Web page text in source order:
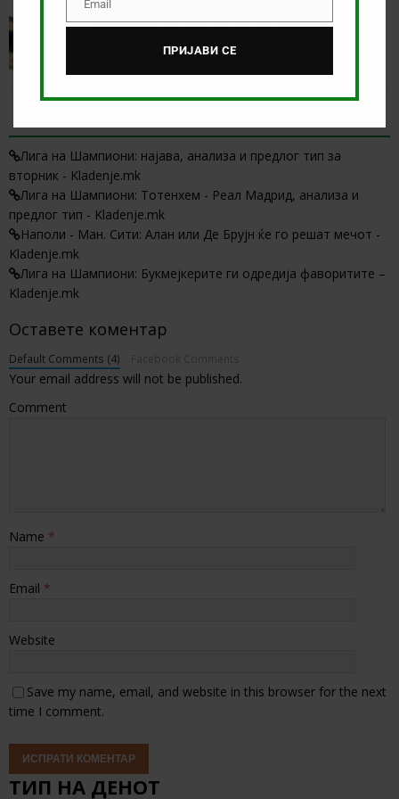
Спектакл во Торино: Дали „Старата дама“
од Амстердам?
април 16, 2019 Viktor
4 TRACKBACKS / PINGBACKS
Лига на Шампиони: најава, анализа и предлог тип за
вторник - Kladenje.mk
Лига на Шампиони: Тотенхем - Реал Мадрид, анализа и
предлог тип - Kladenje.mk
Наполи - Ман. Сити: Алан или Де Брујн ќе го решат мечот -
Kladenje.mk
Лига на Шампиони: Букмејкерите ги одредија фаворитите –
Kladenje.mk
Оставете коментар
Default Comments (4)
Your email address will not be published.
Comment
Name *
Email *
Website
Save my name, email, and website in this browser for the next
time I comment.
ТИП НА ДЕНОТ
EmailEmail
ПРИЈАВИ СЕ